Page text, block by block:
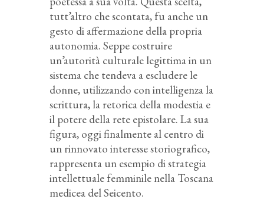
tutt’altro che scontata, fu anche un
gesto di affermazione della propria
autonomia. Seppe costruire
un’autorità culturale legittima in un
sistema che tendeva a escludere le
donne, utilizzando con intelligenza la
scrittura, la retorica della modestia e
il potere della rete epistolare. La sua
figura, oggi finalmente al centro di
un rinnovato interesse storiografico,
rappresenta un esempio di strategia
intellettuale femminile nella Toscana
medicea del Seicento.